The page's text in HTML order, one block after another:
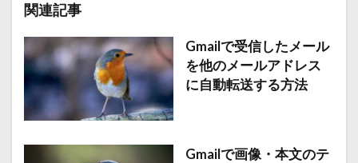
関連記事
Gmailで受信したメール
を他のメールアドレス
に自動転送する方法
Gmailで画像・本文のテ